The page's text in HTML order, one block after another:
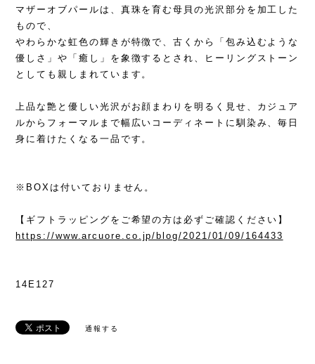
マザーオブパールは、真珠を育む母貝の光沢部分を加工した
もので、
やわらかな虹色の輝きが特徴で、古くから「包み込むような
優しさ」や「癒し」を象徴するとされ、ヒーリングストーン
としても親しまれています。
上品な艶と優しい光沢がお顔まわりを明るく見せ、カジュア
ルからフォーマルまで幅広いコーディネートに馴染み、毎日
身に着けたくなる一品です。
※BOXは付いておりません。
【ギフトラッピングをご希望の方は必ずご確認ください】
https://www.arcuore.co.jp/blog/2021/01/09/164433
14E127
通報する